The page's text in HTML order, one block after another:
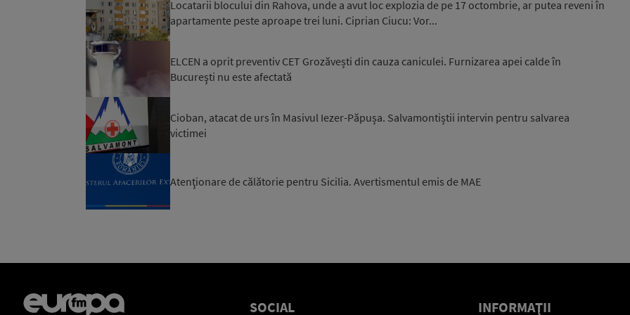
Locatarii blocului din Rahova, unde a avut loc explozia de pe 17 octombrie, ar putea reveni în
apartamente peste aproape trei luni. Ciprian Ciucu: Vor...
ELCEN a oprit preventiv CET Grozăvești din cauza caniculei. Furnizarea apei calde în
Bucureşti nu este afectată
Cioban, atacat de urs în Masivul Iezer-Păpușa. Salvamontiștii intervin pentru salvarea
victimei
Atenţionare de călătorie pentru Sicilia. Avertismentul emis de MAE
SOCIAL INFORMAŢII